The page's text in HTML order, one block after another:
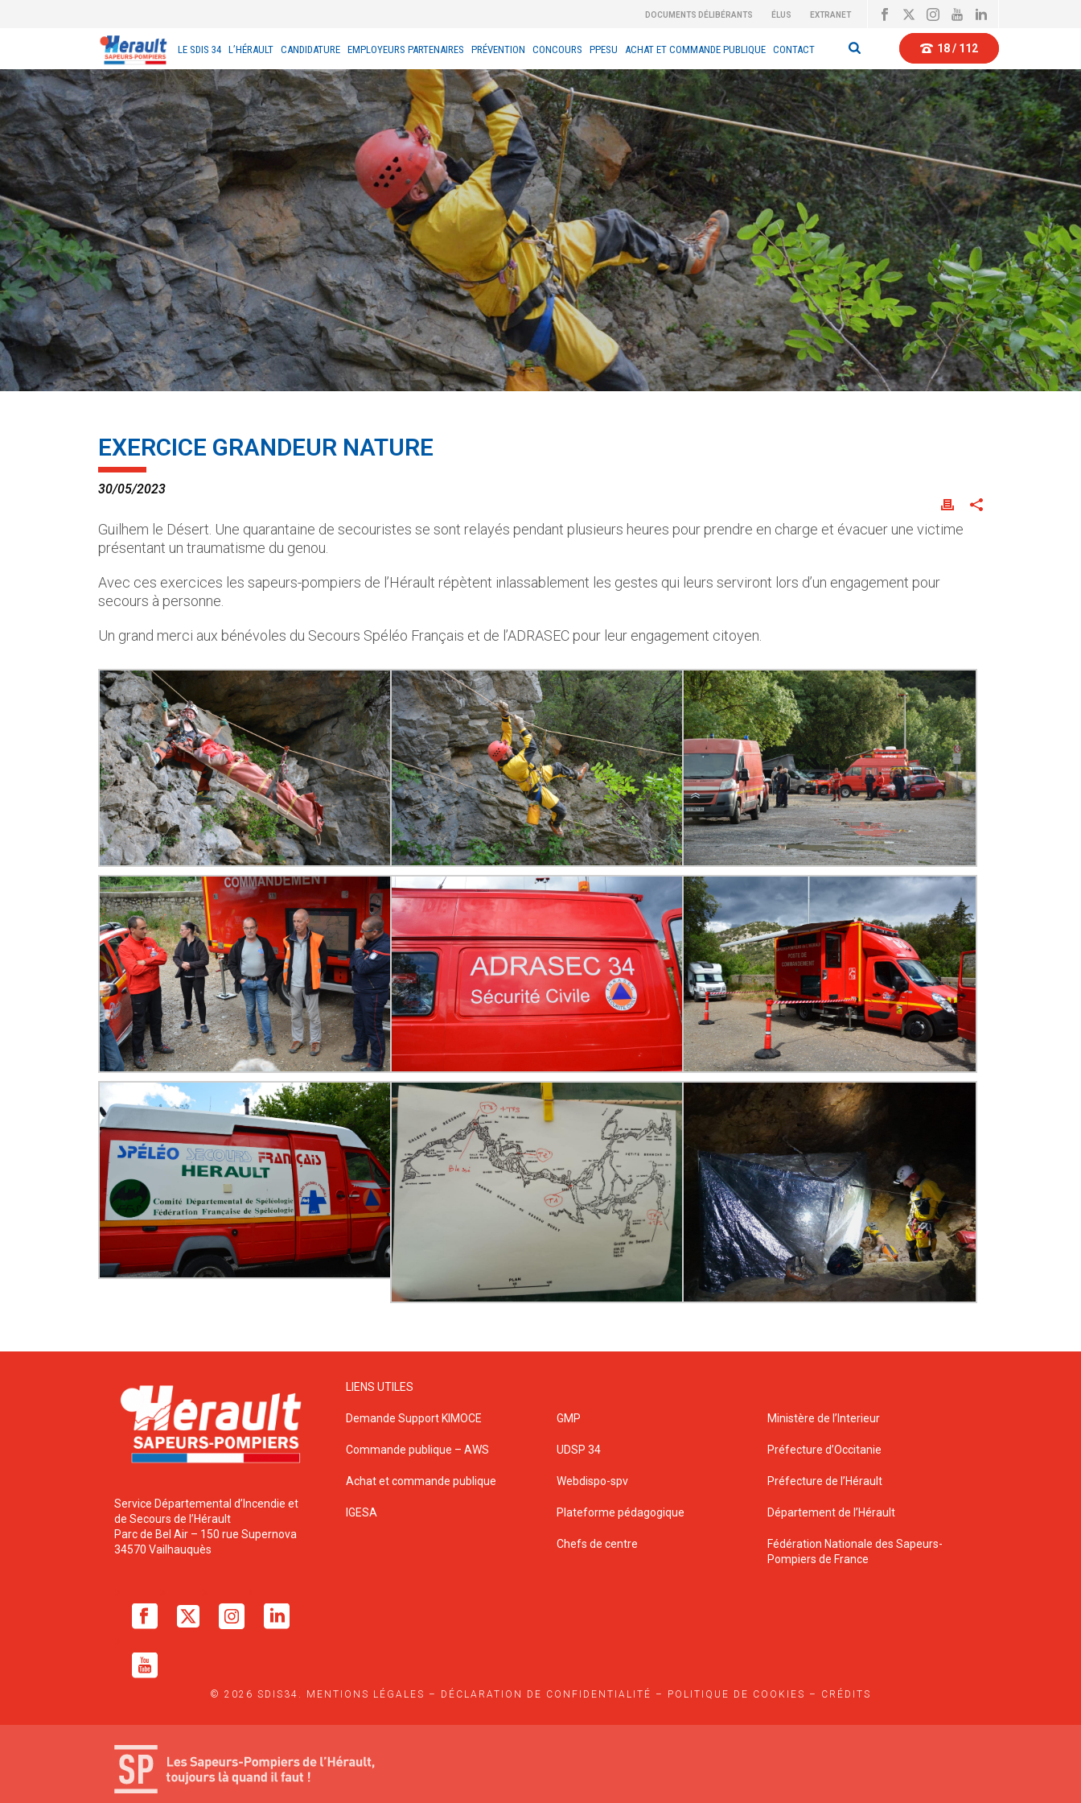
DOCUMENTS DÉLIBÉRANTS ÉLUS EXTRANET
LE SDIS 34 L’HÉRAULT CANDIDATURE EMPLOYEURS PARTENAIRES PRÉVENTION CONCOURS PPESU ACHAT ET COMMANDE PUBLIQUE CONTACT 18 / 112
EXERCICE GRANDEUR NATURE
30/05/2023
Guilhem le Désert. Une quarantaine de secouristes se sont relayés pendant plusieurs heures pour prendre en charge et évacuer une victime
présentant un traumatisme du genou.
Avec ces exercices les sapeurs-pompiers de l’Hérault répètent inlassablement les gestes qui leurs serviront lors d’un engagement pour
secours à personne.
Un grand merci aux bénévoles du Secours Spéléo Français et de l’ADRASEC pour leur engagement citoyen.
Service Départemental d’Incendie et
de Secours de l’Hérault
Parc de Bel Air – 150 rue Supernova
34570 Vailhauquès
LIENS UTILES
Demande Support KIMOCE
Commande publique – AWS
Achat et commande publique
IGESA
GMP
UDSP 34
Webdispo-spv
Plateforme pédagogique
Chefs de centre
Ministère de l’Interieur
Préfecture d’Occitanie
Préfecture de l’Hérault
Département de l’Hérault
Fédération Nationale des Sapeurs-
Pompiers de France
© 2026 SDIS34. MENTIONS LÉGALES – DÉCLARATION DE CONFIDENTIALITÉ – POLITIQUE DE COOKIES – CRÉDITS